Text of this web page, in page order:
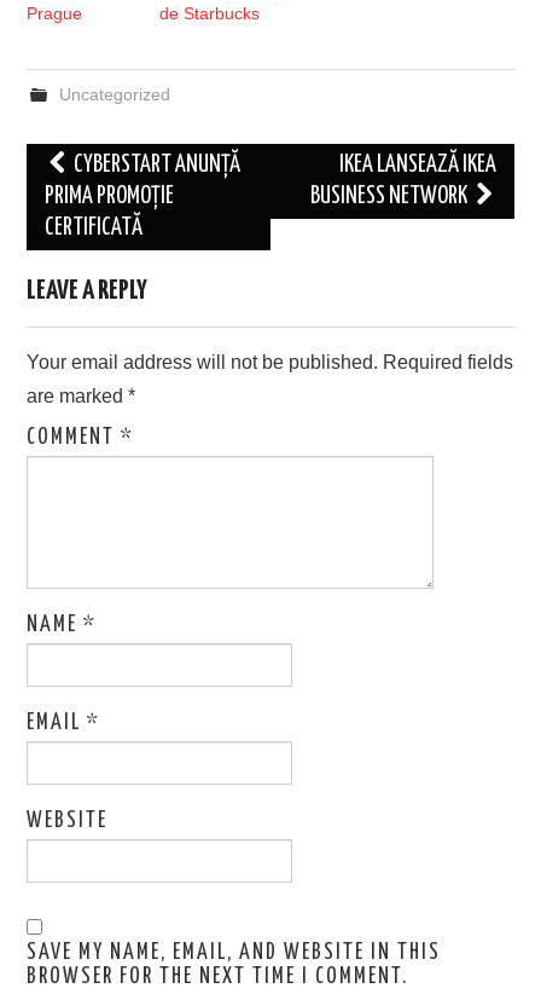
Prague
de Starbucks
Uncategorized
Post
navigation
CYBERSTART ANUNȚĂ
PRIMA PROMOȚIE
CERTIFICATĂ
IKEA LANSEAZĂ IKEA
BUSINESS NETWORK
LEAVE A REPLY
Your email address will not be published. Required fields
are marked*
COMMENT*
NAME*
EMAIL*
WEBSITE
SAVE MY NAME, EMAIL, AND WEBSITE IN THIS
BROWSER FOR THE NEXT TIME I COMMENT.